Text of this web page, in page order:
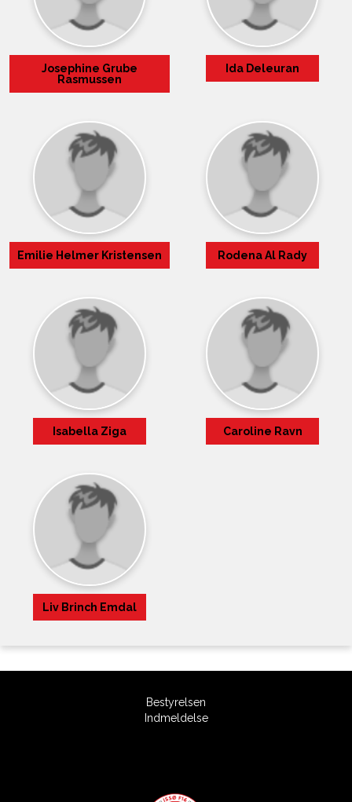
Josephine Grube
Rasmussen
Ida Deleuran
Emilie Helmer Kristensen Rodena Al Rady
Isabella Ziga Caroline Ravn
Liv Brinch Emdal
Bestyrelsen
Indmeldelse